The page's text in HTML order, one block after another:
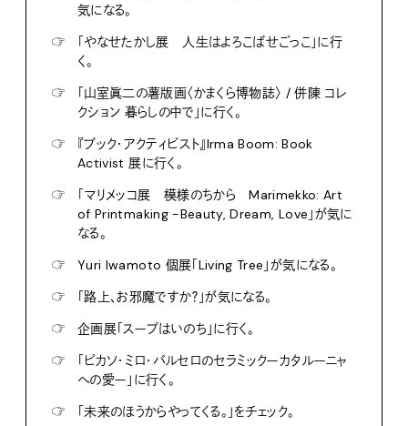
気になる。
☞
「やなせたかし展 人生はよろこばせごっこ」に行
く。
☞
「山室眞二の薯版画〈かまくら博物誌〉 / 併陳 コレ
クション 暮らしの中で」に行く。
☞
『ブック・アクティビスト』Irma Boom: Book
Activist 展に行く。
☞
「マリメッコ展 模様のちから Marimekko: Art
of Printmaking -Beauty, Dream, Love」が気に
なる。
☞
Yuri Iwamoto 個展「Living Tree」が気になる。
☞
「路上、お邪魔ですか？」が気になる。
☞
企画展「スープはいのち」に行く。
☞
「ピカソ・ミロ・バルセロのセラミックーカタルーニャ
への愛ー」に行く。
☞
「未来のほうからやってくる。」をチェック。